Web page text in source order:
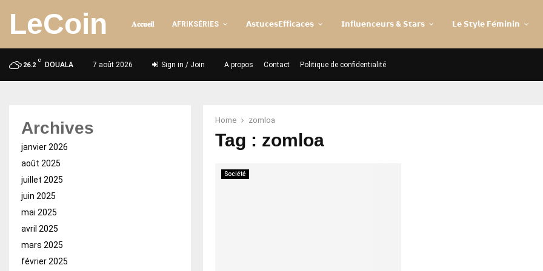
LeCoin 𝐀𝐜𝐜𝐮𝐞𝐢𝐥 AFRIKSÉRIES 𝗔𝘀𝘁𝘂𝗰𝗲𝘀𝗘𝗳𝗳𝗶𝗰𝗮𝗰𝗲𝘀 𝗜𝗻𝗳𝗹𝘂𝗲𝗻𝗰𝗲𝘂𝗿𝘀 & 𝗦𝘁𝗮𝗿𝘀 𝗟𝗲 𝗦𝘁𝘆𝗹𝗲 𝗙𝗲́𝗺𝗶𝗻𝗶𝗻
26.2
C
DOUALA 7 août 2026 Sign in / Join A propos Contact Politique de confidentialité
Home zomloa
Tag : zomloa
Société
Archives
janvier 2026
août 2025
juillet 2025
juin 2025
mai 2025
avril 2025
mars 2025
février 2025